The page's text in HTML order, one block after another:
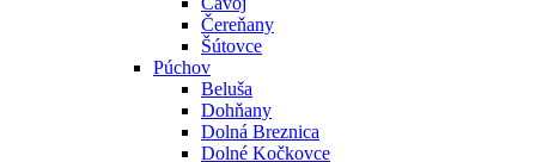
Čereňany
Šútovce
Púchov
Beluša
Dohňany
Dolná Breznica
Dolné Kočkovce